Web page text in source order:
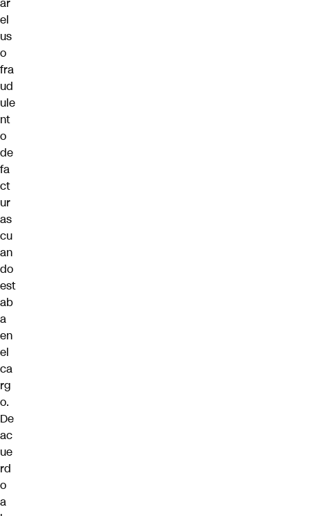
el
us
o
fra
ud
ule
nt
o
de
fa
ct
ur
as
cu
an
do
est
ab
a
en
el
ca
rg
o.
De
ac
ue
rd
o
a